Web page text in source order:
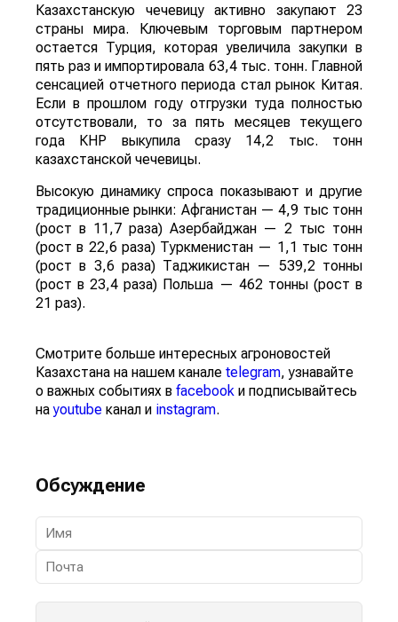
Казахстанскую чечевицу активно закупают 23
страны мира. Ключевым торговым партнером
остается Турция, которая увеличила закупки в
пять раз и импортировала 63,4 тыс. тонн. Главной
сенсацией отчетного периода стал рынок Китая.
Если в прошлом году отгрузки туда полностью
отсутствовали, то за пять месяцев текущего
года КНР выкупила сразу 14,2 тыс. тонн
казахстанской чечевицы.
Высокую динамику спроса показывают и другие
традиционные рынки: Афганистан — 4,9 тыс тонн
(рост в 11,7 раза) Азербайджан — 2 тыс тонн
(рост в 22,6 раза) Туркменистан — 1,1 тыс тонн
(рост в 3,6 раза) Таджикистан — 539,2 тонны
(рост в 23,4 раза) Польша — 462 тонны (рост в
21 раз).
Смотрите больше интересных агроновостей
Казахстана на нашем канале telegram, узнавайте
о важных событиях в facebook и подписывайтесь
наyoutube канал и instagram.
Обсуждение